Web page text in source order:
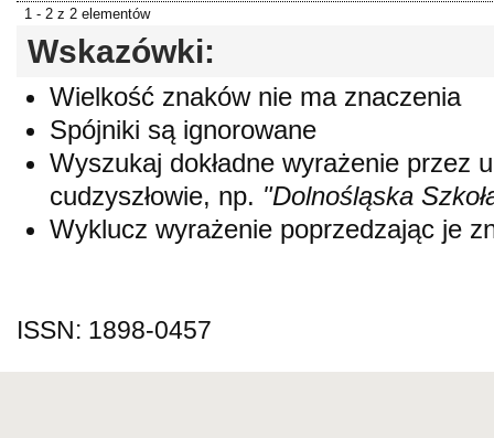
1 - 2 z 2 elementów
Wskazówki:
Wielkość znaków nie ma znaczenia
Spójniki są ignorowane
Wyszukaj dokładne wyrażenie przez
cudzyszłowie, np. "Dolnośląska
Wyklucz wyrażenie poprzedzając je
ISSN: 1898-0457